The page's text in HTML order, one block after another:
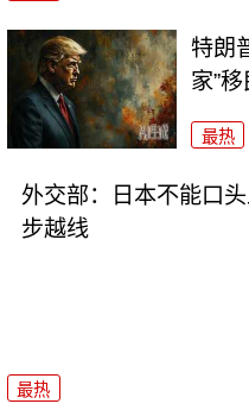
特朗
家”移
最热
外交部：日本不能口
步越线
最热